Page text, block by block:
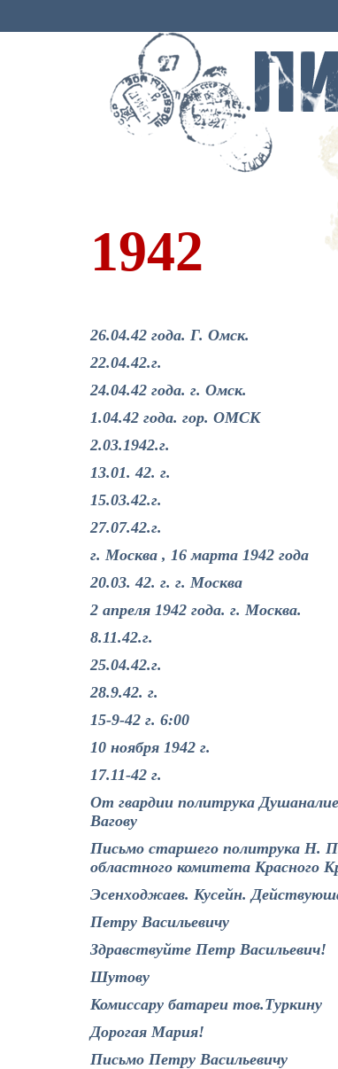
1942
26.04.42 года. Г. Омск.
22.04.42.г.
24.04.42 года. г. Омск.
1.04.42 года. гор. ОМСК
2.03.1942.г.
13.01. 42. г.
15.03.42.г.
27.07.42.г.
г. Москва , 16 марта 1942 года
20.03. 42. г. г. Москва
2 апреля 1942 года. г. Москва.
8.11.42.г.
25.04.42.г.
28.9.42. г.
15-9-42 г. 6:00
10 ноября 1942 г.
17.11-42 г.
От гвардии политрука
Вагову
Письмо старшего политрука Н.
областного комитета Красного
Эсенходжаев. Кусейн.
Петру Васильевичу
Здравствуйте Петр Васильевич!
Шутову
Комиссару батареи тов.Туркину
Дорогая Мария!
Письмо Петру Васильевичу